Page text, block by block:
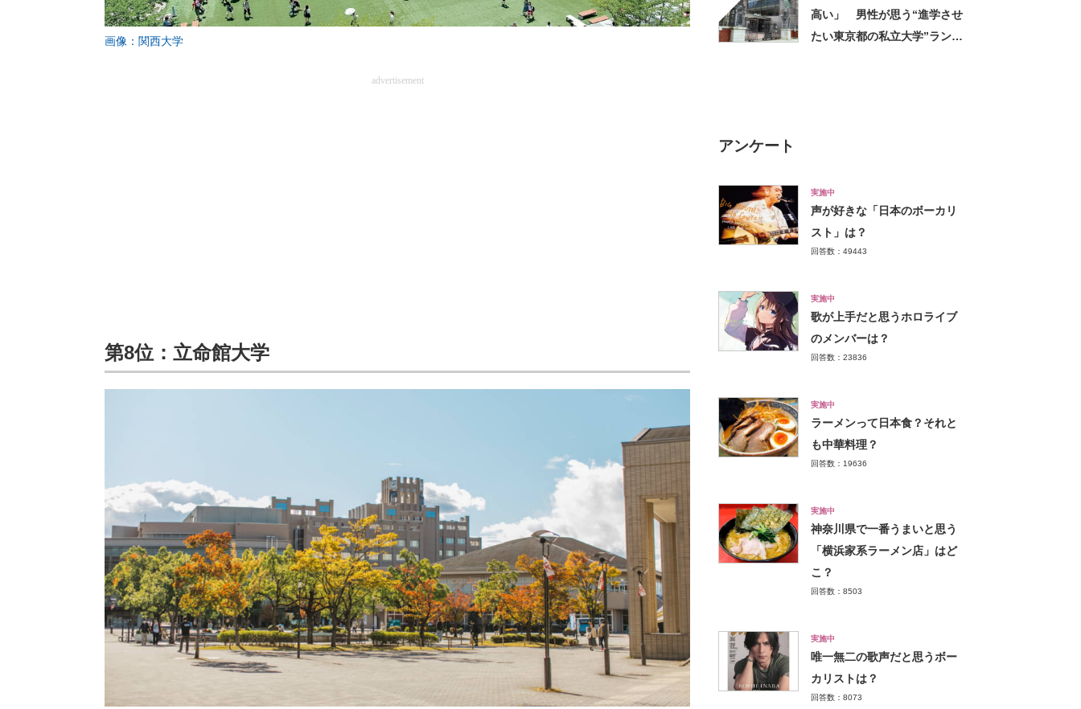
画像：関西大学
advertisement
第8位：立命館大学
高い」 男性が思う“進学させ
たい東京都の私立大学”ランキ
アンケート
実施中
声が好きな「日本のボーカリ
スト」は？
回答数：49443
実施中
歌が上手だと思うホロライブ
のメンバーは？
回答数：23836
実施中
ラーメンって日本食？それと
も中華料理？
回答数：19636
実施中
神奈川県で一番うまいと思う
「横浜家系ラーメン店」はど
こ？
回答数：8503
実施中
唯一無二の歌声だと思うボー
カリストは？
回答数：8073